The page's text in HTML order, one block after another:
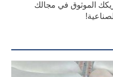
الموثوق في مجالك